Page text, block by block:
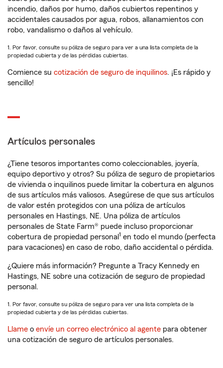
incendio, daños por humo, daños cubiertos repentinos y
accidentales causados por agua, robos, allanamientos con
robo, vandalismo o daños al vehículo.
1. Por favor, consulte su póliza de seguro para ver a una lista completa de la
propiedad cubierta y de las pérdidas cubiertas.
Comience su cotización de seguro de inquilinos. ¡Es rápido y
sencillo!
Artículos personales
¿Tiene tesoros importantes como coleccionables, joyería,
equipo deportivo y otros? Su póliza de seguro de propietarios
de vivienda o inquilinos puede limitar la cobertura en algunos
de sus artículos más valiosos. Asegúrese de que sus artículos
de valor estén protegidos con una póliza de artículos
personales en Hastings, NE. Una póliza de artículos
personales de State Farm® puede incluso proporcionar
cobertura de propiedad personal 1 en todo el mundo (perfecta
para vacaciones) en caso de robo, daño accidental o pérdida.
¿Quiere más información? Pregunte a Tracy Kennedy en
Hastings, NE sobre una cotización de seguro de propiedad
personal.
1. Por favor, consulte su póliza de seguro para ver una lista completa de la
propiedad cubierta y de las pérdidas cubiertas.
Llame o envíe un correo electrónico al agente para obtener
una cotización de seguro de artículos personales.